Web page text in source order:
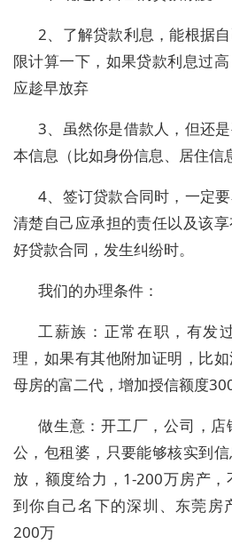
2、了解贷款利息，能根据
限计算一下，如果贷款利息过
应趁早放弃
3、虽然你是借款人，但还
本信息（比如身份信息、居住信
4、签订贷款合同时，一定
清楚自己应承担的责任以及该
好贷款合同，发生纠纷时。
我们的办理条件：
工薪族：正常在职，有发
理，如果有其他附加证明，比
母房的富二代，增加授信额度
做生意：开工厂，公司，
公，包租婆，只要能够核实到
放，额度给力，1-200万房产
到你自己名下的深圳、东莞房
200万